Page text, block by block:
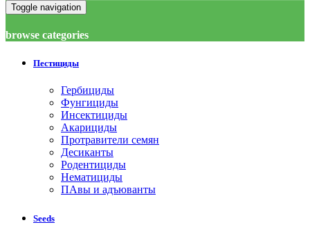
Toggle navigation
browse categories
Пестициды
Гербициды
Фунгициды
Инсектициды
Акарициды
Протравители семян
Десиканты
Родентициды
Нематициды
ПАвы и адъюванты
Seeds